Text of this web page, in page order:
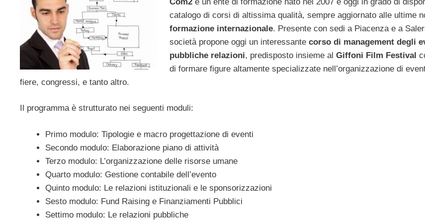
catalogo di corsi di altissima qualità, sempre aggiornato alle ultime
formazione internazionale. Presente con sedi a Piacenza e a
società propone oggi un interessante corso di management degli
pubbliche relazioni, predisposto insieme al Giffoni Film Festival
di formare figure altamente specializzate nell’organizzazione di
fiere, congressi, e tanto altro.
Il programma è strutturato nei seguenti moduli:
Primo modulo: Tipologie e macro progettazione di eventi
Secondo modulo: Elaborazione piano di attività
Terzo modulo: L’organizzazione delle risorse umane
Quarto modulo: Gestione contabile dell’evento
Quinto modulo: Le relazioni istituzionali e le sponsorizzazioni
Sesto modulo: Fund Raising e Finanziamenti Pubblici
Settimo modulo: Le relazioni pubbliche